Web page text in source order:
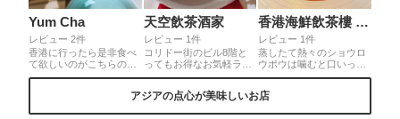
Yum Cha
レビュー 2件
香港に行ったら是非食べ
て欲しいのがこちらの点
心✨特にこの黄色の子😚
ドクリームが入っていて
天空飲茶酒家
レビュー 1件
コリドー街のビル8階と
ってもお得なお気軽ラン
チを。 ▫️平日限定 麺・点
の選べる麺類から一つを
香港海鮮飲茶樓 心斎橋本店
レビュー 1件
蒸したて熱々のショウロ
ウポウは噛むと口いっぱ
いにジューシーなスープ
老チリにニラ焼き饅
アジアの点心が美味しいお店